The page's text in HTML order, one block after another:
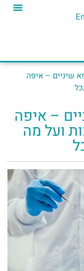
שיניים – איפה
– איפה
ועל מה